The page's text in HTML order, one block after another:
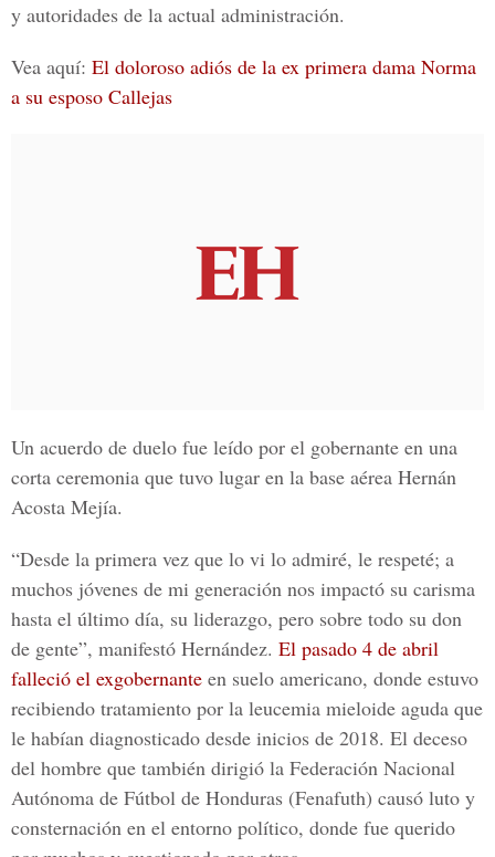
y autoridades de la actual administración.
Vea aquí: El doloroso adiós de la ex primera dama Norma
a su esposo Callejas
Un acuerdo de duelo fue leído por el gobernante en una
corta ceremonia que tuvo lugar en la base aérea Hernán
Acosta Mejía.
“Desde la primera vez que lo vi lo admiré, le respeté; a
muchos jóvenes de mi generación nos impactó su carisma
hasta el último día, su liderazgo, pero sobre todo su don
de gente”, manifestó Hernández. El pasado 4 de abril
falleció el exgobernante en suelo americano, donde estuvo
recibiendo tratamiento por la leucemia mieloide aguda que
le habían diagnosticado desde inicios de 2018. El deceso
del hombre que también dirigió la Federación Nacional
Autónoma de Fútbol de Honduras (Fenafuth) causó luto y
consternación en el entorno político, donde fue querido